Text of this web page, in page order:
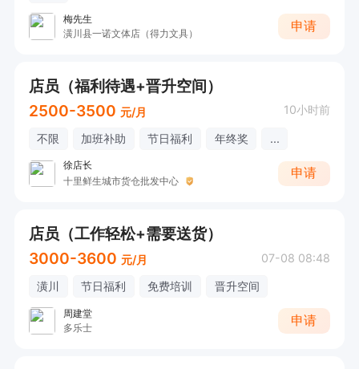
梅先生
潢川县一诺文体店（得力文具）
申请
店员（福利待遇+晋升空间）
2500-3500 元/月 10小时前
不限 加班补助 节日福利 年终奖 ...
徐店长
十里鲜生城市货仓批发中心
申请
店员（工作轻松+需要送货）
3000-3600 元/月 07-08 08:48
潢川 节日福利 免费培训 晋升空间
周建堂
多乐士
申请